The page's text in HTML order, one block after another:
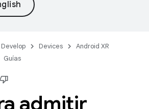
Develop Devices
Android XR
Guías
admitir